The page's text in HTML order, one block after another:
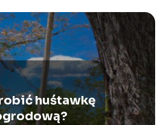
huśtawkę